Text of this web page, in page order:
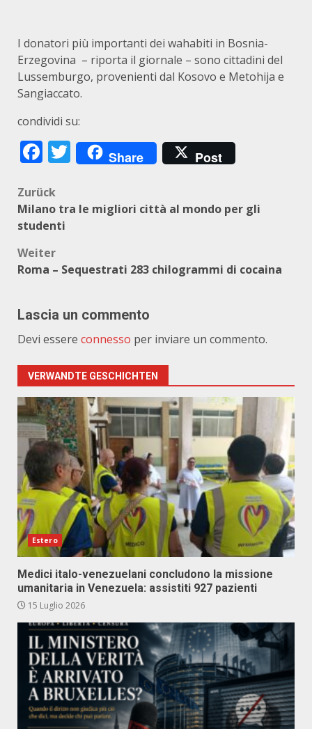
I donatori più importanti dei wahabiti in Bosnia-
Erzegovina – riporta il giornale – sono cittadini del
Lussemburgo, provenienti dal Kosovo e Metohija e
Sangiaccato.
condividi su:
Facebook
Twitter
Share Post
Beitragsnavigation
Zurück
Milano tra le migliori città al mondo per gli
studenti
Weiter
Roma – Sequestrati 283 chilogrammi di cocaina
Lascia un commento
Devi essere connesso per inviare un commento.
VERWANDTE GESCHICHTEN
Estero
Medici italo-venezuelani concludono la missione
umanitaria in Venezuela: assistiti 927 pazienti
15 Luglio 2026